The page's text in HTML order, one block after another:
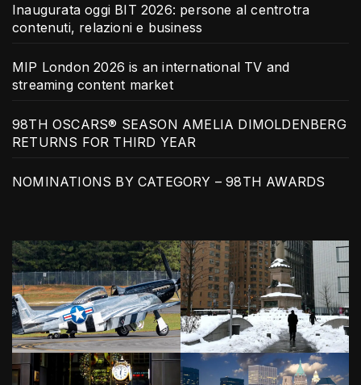
Inaugurata oggi BIT 2026: persone al centrotra
contenuti, relazioni e business
MIP London 2026 is an international TV and
streaming content market
98TH OSCARS® SEASON AMELIA DIMOLDENBERG
RETURNS FOR THIRD YEAR
NOMINATIONS BY CATEGORY – 98TH AWARDS